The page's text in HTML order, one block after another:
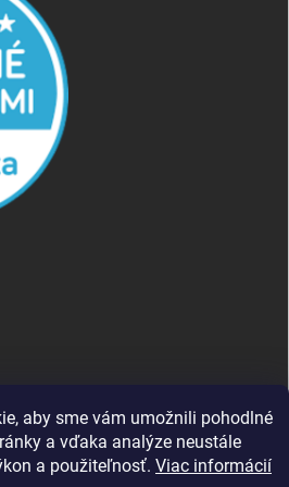
aby sme vám umožnili pohodlné
a vďaka analýze neustále
a použiteľnosť. Viac informácií
p/avafolsk-100091961793102/